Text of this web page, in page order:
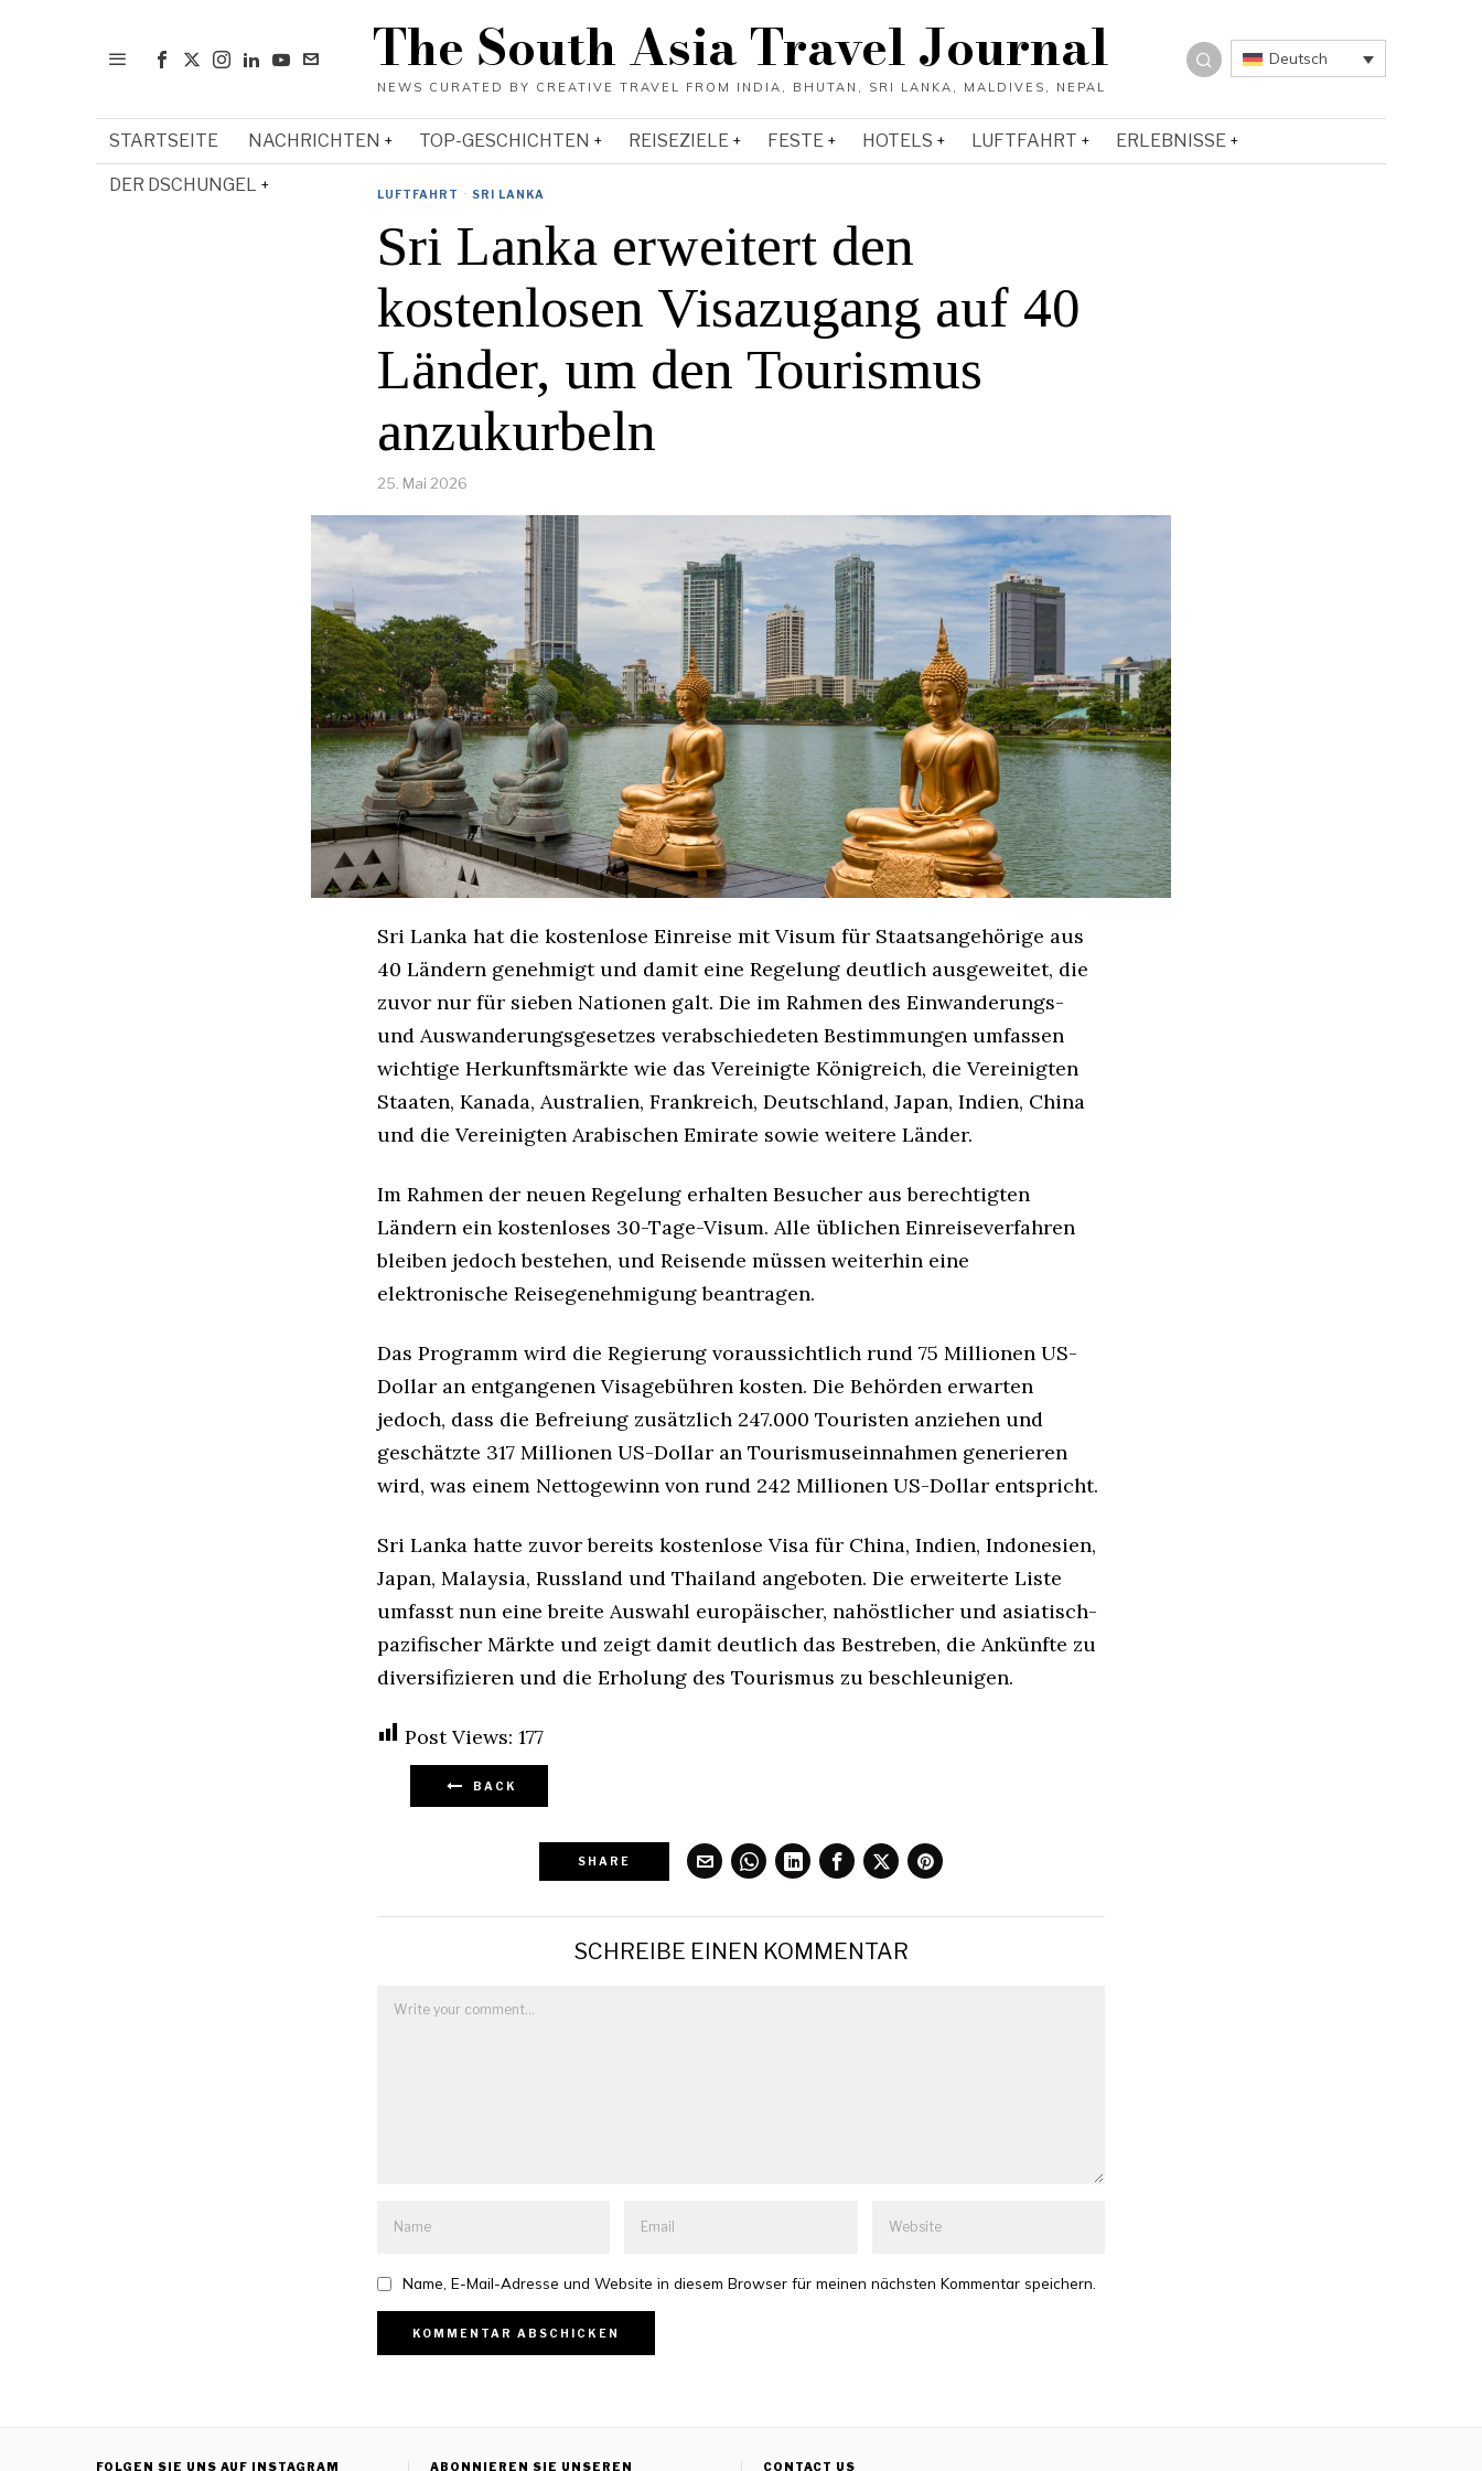
Deutsch
The South Asia Travel Journal
STARTSEITE NACHRICHTEN TOP-GESCHICHTEN REISEZIELE FESTE HOTELS LUFTFAHRT ERLEBNISSE
DER DSCHUNGEL LUFTFAHRT · SRI LANKA
Sri Lanka erweitert den
kostenlosen Visazugang auf 40
Länder, um den Tourismus
anzukurbeln
25. Mai 2026
Sri Lanka hat die kostenlose Einreise mit Visum für Staatsangehörige aus
40 Ländern genehmigt und damit eine Regelung deutlich ausgeweitet, die
zuvor nur für sieben Nationen galt. Die im Rahmen des Einwanderungs-
und Auswanderungsgesetzes verabschiedeten Bestimmungen umfassen
wichtige Herkunftsmärkte wie das Vereinigte Königreich, die Vereinigten
Staaten, Kanada, Australien, Frankreich, Deutschland, Japan, Indien, China
und die Vereinigten Arabischen Emirate sowie weitere Länder.
Im Rahmen der neuen Regelung erhalten Besucher aus berechtigten
Ländern ein kostenloses 30-Tage-Visum. Alle üblichen Einreiseverfahren
bleiben jedoch bestehen, und Reisende müssen weiterhin eine
elektronische Reisegenehmigung beantragen.
Das Programm wird die Regierung voraussichtlich rund 75 Millionen US-
Dollar an entgangenen Visagebühren kosten. Die Behörden erwarten
jedoch, dass die Befreiung zusätzlich 247.000 Touristen anziehen und
geschätzte 317 Millionen US-Dollar an Tourismuseinnahmen generieren
wird, was einem Nettogewinn von rund 242 Millionen US-Dollar entspricht.
Sri Lanka hatte zuvor bereits kostenlose Visa für China, Indien, Indonesien,
Japan, Malaysia, Russland und Thailand angeboten. Die erweiterte Liste
umfasst nun eine breite Auswahl europäischer, nahöstlicher und asiatisch-
pazifischer Märkte und zeigt damit deutlich das Bestreben, die Ankünfte zu
diversifizieren und die Erholung des Tourismus zu beschleunigen.
Post Views: 177
BACK
SHARE
SCHREIBE EINEN KOMMENTAR
Name, E-Mail-Adresse und Website in diesem Browser für meinen nächsten Kommentar speichern.
FOLGEN SIE UNS AUF INSTAGRAM ABONNIEREN SIE UNSEREN CONTACT US